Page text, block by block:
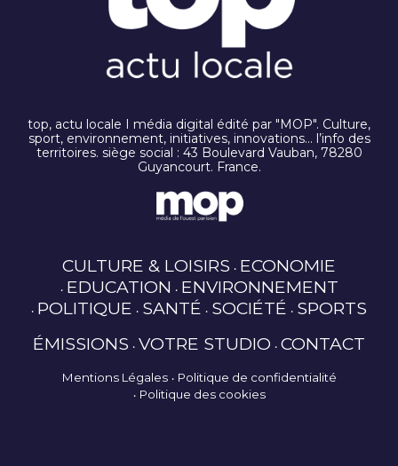
top, actu locale I média digital édité par "MOP". Culture,
sport, environnement, initiatives, innovations… l’info des
territoires. siège social : 43 Boulevard Vauban, 78280
Guyancourt. France.
CULTURE & LOISIRS ECONOMIE
EDUCATION ENVIRONNEMENT
POLITIQUE SANTÉ SOCIÉTÉ SPORTS
ÉMISSIONS VOTRE STUDIO CONTACT
Mentions Légales
Politique de confidentialité
Politique des cookies